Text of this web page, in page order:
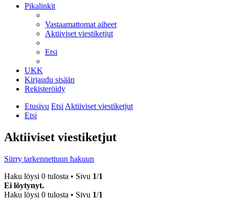
Pikalinkit
Vastaamattomat aiheet
Aktiiviset viestiketjut
Etsi
UKK
Kirjaudu sisään
Rekisteröidy
Etusivu EtsiAktiiviset viestiketjut
Etsi
Aktiiviset viestiketjut
Siirry tarkennettuun hakuun
Haku löysi 0 tulosta • Sivu 1/1
Ei löytynyt.
Haku löysi 0 tulosta • Sivu 1/1